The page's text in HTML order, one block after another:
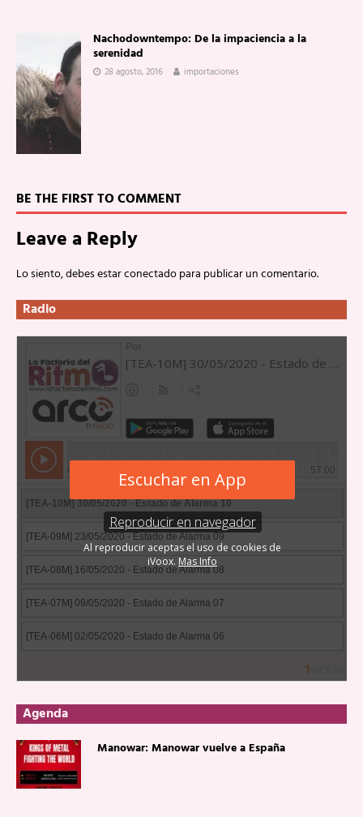
Nachodowntempo: De la impaciencia a la
serenidad
28 agosto, 2016 importaciones
BE THE FIRST TO COMMENT
Leave a Reply
Lo siento, debes estarconectadopara publicar un comentario.
Radio
Agenda
Manowar: Manowar vuelve a España